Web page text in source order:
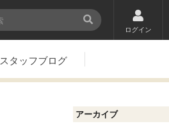
ログイン
スタッフブログ
アーカイブ